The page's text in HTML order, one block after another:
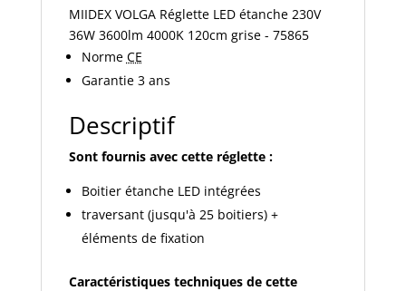
120cm
grise
75865
MIIDEX VOLGA Réglette LED étanche 230V
36W 3600lm 4000K 120cm grise - 75865
Norme CE
Garantie 3 ans
Descriptif
Sont fournis avec cette réglette :
Boitier étanche LED intégrées
traversant (jusqu'à 25 boitiers) +
éléments de fixation
Caractéristiques techniques de cette